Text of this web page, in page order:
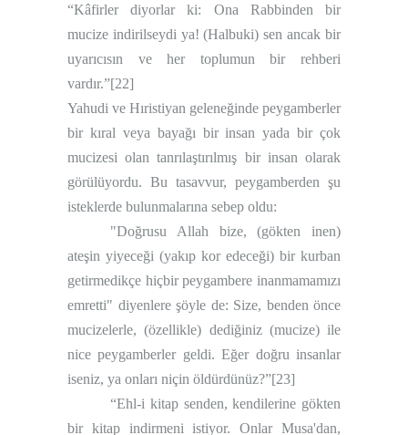
“Kâfirler diyorlar ki: Ona Rabbinden bir
mucize indirilseydi ya! (Halbuki) sen ancak bir
uyarıcısın ve her toplumun bir rehberi
vardır.”[22]
Yahudi ve Hıristiyan geleneğinde peygamberler
bir kıral veya bayağı bir insan yada bir çok
mucizesi olan tanrılaştırılmış bir insan olarak
görülüyordu. Bu tasavvur, peygamberden şu
isteklerde bulunmalarına sebep oldu:
"Doğrusu Allah bize, (gökten inen)
ateşin yiyeceği (yakıp kor edeceği) bir kurban
getirmedikçe hiçbir peygambere inanmamamızı
emretti" diyenlere şöyle de: Size, benden önce
mucizelerle, (özellikle) dediğiniz (mucize) ile
nice peygamberler geldi. Eğer doğru insanlar
iseniz, ya onları niçin öldürdünüz?”[23]
“Ehl-i kitap senden, kendilerine gökten
bir kitap indirmeni istiyor. Onlar Musa'dan,